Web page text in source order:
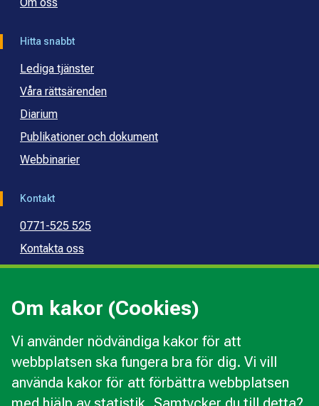
Om kakor (Cookies)
Vi använder nödvändiga kakor för att
webbplatsen ska fungera bra för dig. Vi vill
använda kakor för att förbättra webbplatsen
Hitta snabbt
Lediga tjänster
Våra rättsärenden
Diarium
Publikationer och dokument
Webbinarier
Kontakt
0771-525 525
Kontakta oss
Press
Kommunal budget- och skuldrådgivning